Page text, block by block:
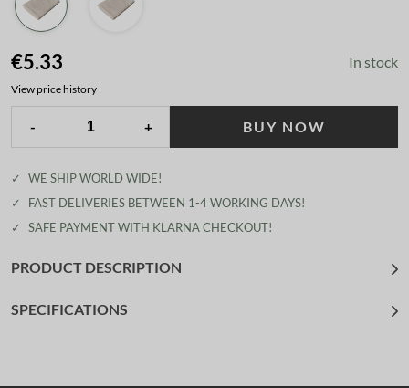
€5.33 In stock
View price history
- + BUY NOW
✓
WE SHIP WORLD WIDE!
✓
FAST DELIVERIES BETWEEN 1-4 WORKING DAYS!
✓
SAFE PAYMENT WITH KLARNA CHECKOUT!
PRODUCT DESCRIPTION
SPECIFICATIONS